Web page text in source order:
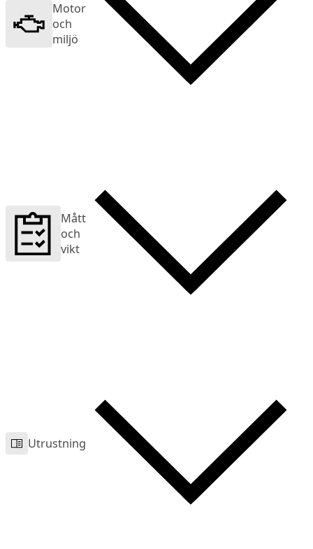
Motor
och
miljö
Mått
och
vikt
Utrustning